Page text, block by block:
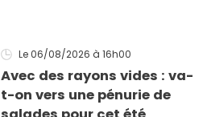
Le 06/08/2026 à 16h00
Avec des rayons vides : va-
t-on vers une pénurie de